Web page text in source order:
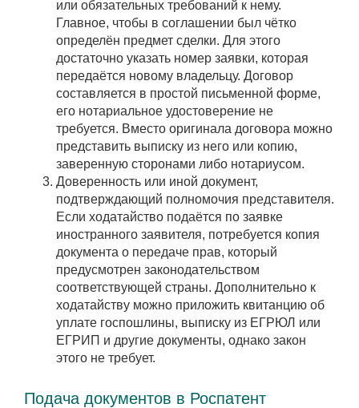
или обязательных требований к нему.
Главное, чтобы в соглашении был чётко
определён предмет сделки. Для этого
достаточно указать номер заявки, которая
передаётся новому владельцу. Договор
составляется в простой письменной форме,
его нотариальное удостоверение не
требуется. Вместо оригинала договора можно
представить выписку из него или копию,
заверенную сторонами либо нотариусом.
Доверенность или иной документ,
подтверждающий полномочия представителя.
Если ходатайство подаётся по заявке
иностранного заявителя, потребуется копия
документа о передаче прав, который
предусмотрен законодательством
соответствующей страны. Дополнительно к
ходатайству можно приложить квитанцию об
уплате госпошлины, выписку из ЕГРЮЛ или
ЕГРИП и другие документы, однако закон
этого не требует.
Подача документов в Роспатент